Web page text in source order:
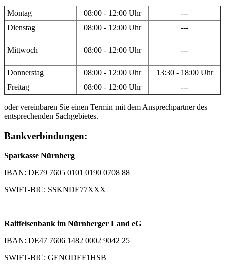
Montag 08:00 - 12:00 Uhr
---
Dienstag
08:00 - 12:00 Uhr ---
Mittwoch 08:00 - 12:00 Uhr ---
Donnerstag 08:00 - 12:00 Uhr
13:30 - 18:00 Uhr
Freitag
08:00 - 12:00 Uhr ---
oder vereinbaren Sie einen Termin mit dem Ansprechpartner des
entsprechenden Sachgebietes.
Bankverbindungen:
Sparkasse Nürnberg
IBAN: DE79 7605 0101 0190 0708 88
SWIFT-BIC: SSKNDE77XXX
Raiffeisenbank im Nürnberger Land eG
IBAN: DE47 7606 1482 0002 9042 25
SWIFT-BIC: GENODEF1HSB